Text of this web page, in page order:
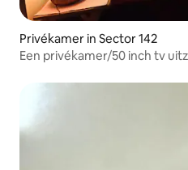
Privékamer in Sector 142
Een privékamer/50 inch tv